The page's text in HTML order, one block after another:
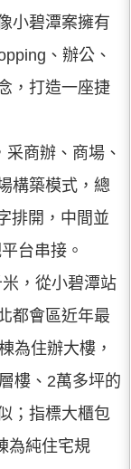
小碧潭案擁有
、辦公、
，打造一座捷
采商辦、商場、
構築模式，總
排開，中間並
台串接。
，從小碧潭站
都會區近年最
為住辦大樓，
樓、2萬多坪的
；指標大櫃包
為純住宅規